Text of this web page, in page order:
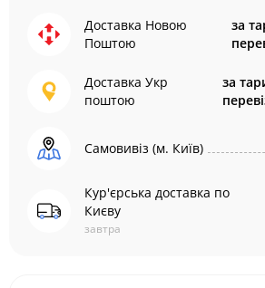
Доставка Новою
Поштою
за
Доставка Укр
поштою
за
Самовивіз (м. Київ)
Кур'єрська доставка по
Києву
завтра